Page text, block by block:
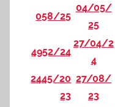
058/25
04/05/
25
4952/24
27/04/2
4
2445/20
23
27/08/
23